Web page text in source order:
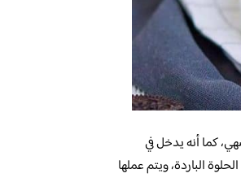
كما أنه يدخل في
الباردة، ويتم عملها